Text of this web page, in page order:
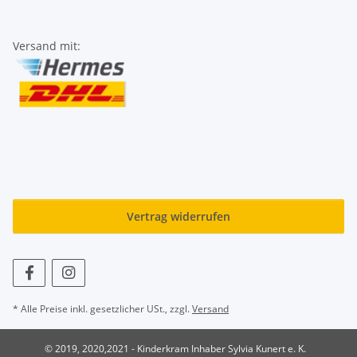
Versand mit:
Vertrag widerrufen
* Alle Preise inkl. gesetzlicher USt., zzgl.Versand
© 2019, 2020,2021 - Kinderkram Inhaber Sylvia Kunert e. K.